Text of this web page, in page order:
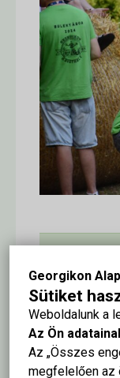
Georgikon
Sütiket
Weboldalunk a
Az Ön
Az „Összes
megfelelően az
A Felvin
szabályokat, a
szükséges